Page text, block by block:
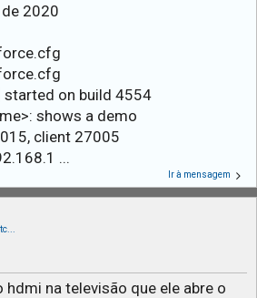
2020
on build 4554
shows a demo
client 27005
...
Ir à mensagem
na televisão que ele abre o